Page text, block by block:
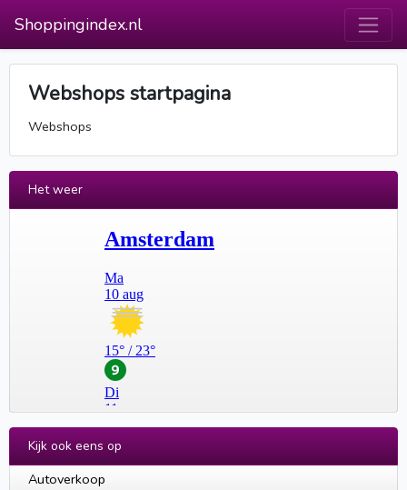
Shoppingindex.nl
Webshops startpagina
Webshops
Het weer
Kijk ook eens op
Autoverkoop